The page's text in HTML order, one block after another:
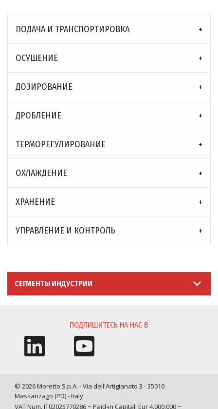
ПОДАЧА И ТРАНСПОРТИРОВКА
ОСУШЕНИЕ
ДОЗИРОВАНИЕ
ДРОБЛЕНИЕ
ТЕРМОРЕГУЛИРОВАНИЕ
ОXЛАЖДЕНИЕ
ХРАНЕНИЕ
УПРАВЛЕНИЕ И КОНТРОЛЬ
СЕГМЕНТЫ ИНДУСТРИИ
ПОДПИШИТЕСЬ НА НАС В
© 2026 Moretto S.p.A. - Via dell'Artigianato 3 - 35010
Massanzago (PD) - Italy
VAT Num. IT02025770286 ~ Paid-in Capital: Eur 4.000.000 ~